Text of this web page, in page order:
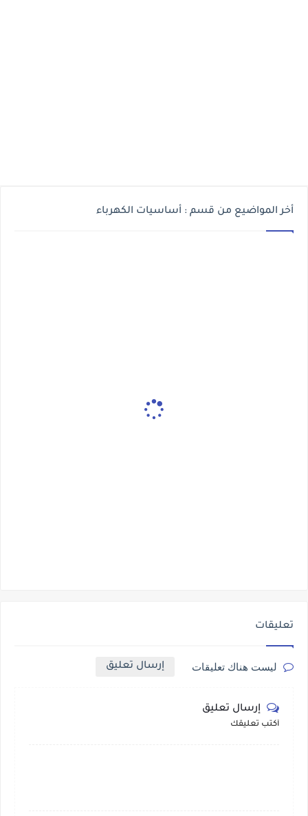
أخر المواضيع من قسم : أساسيات الكهرباء
تعليقات
ليست هناك تعليقات إرسال تعليق
إرسال تعليق
أكتب تعليقك